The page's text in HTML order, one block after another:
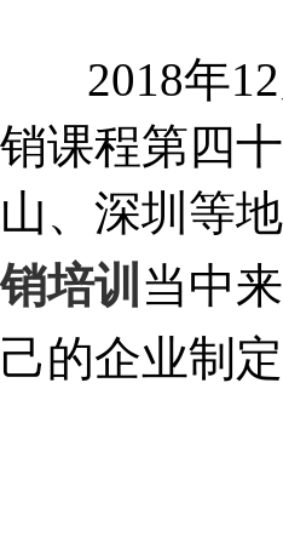
2018年12
销课程第四
山、深圳等
销培训 当中
己的企业制